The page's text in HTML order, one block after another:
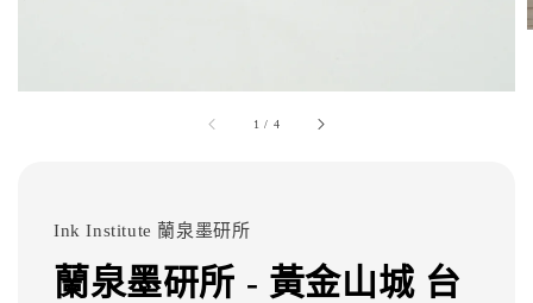
1 / 4
Ink Institute 蘭泉墨研所
蘭泉墨研所 - 黃金山城 台